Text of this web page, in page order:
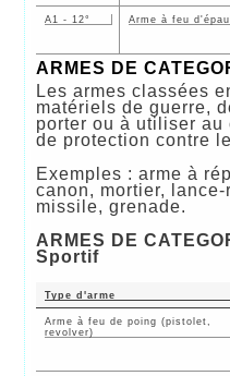
A1 - 12° Arme à feu
ARMES DE
Les armes classées
matériels de guerre,
porter ou à utiliser au
de protection contre
Exemples : arme à
canon, mortier,
missile, grenade.
ARMES DE
Sportif
Type d'arme
Arme à feu de poing (pistolet,
revolver)